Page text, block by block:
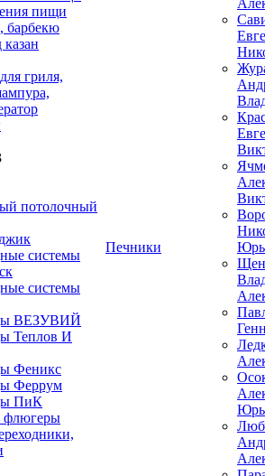
пищи
барбекю
гриля,
потолочный
системы
системы
ВЕЗУВИЙ
Теплов И
Феникс
Феррум
ПиК
флюгеры
Печники